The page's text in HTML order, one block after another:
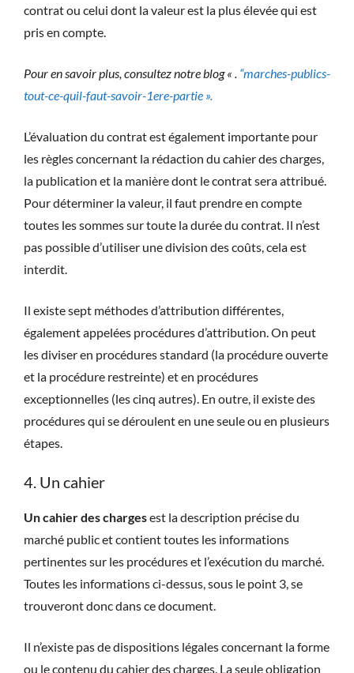
contrat ou celui dont la valeur est la plus élevée qui est
pris en compte.
Pour en savoir plus, consultez notre blog « . “marches-publics-
tout-ce-quil-faut-savoir-1ere-partie ».
L’évaluation du contrat est également importante pour
les règles concernant la rédaction du cahier des charges,
la publication et la manière dont le contrat sera attribué.
Pour déterminer la valeur, il faut prendre en compte
toutes les sommes sur toute la durée du contrat. Il n’est
pas possible d’utiliser une division des coûts, cela est
interdit.
Il existe sept méthodes d’attribution différentes,
également appelées procédures d’attribution. On peut
les diviser en procédures standard (la procédure ouverte
et la procédure restreinte) et en procédures
exceptionnelles (les cinq autres). En outre, il existe des
procédures qui se déroulent en une seule ou en plusieurs
étapes.
4. Un cahier
Un cahier des chargesest la description précise du
marché public et contient toutes les informations
pertinentes sur les procédures et l’exécution du marché.
Toutes les informations ci-dessus, sous le point 3, se
trouveront donc dans ce document.
Il n’existe pas de dispositions légales concernant la forme
ou le contenu du cahier des charges. La seule obligation